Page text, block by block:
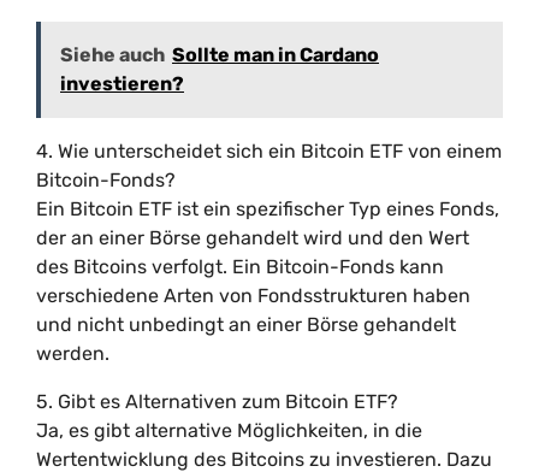
Siehe auch Sollte man in Cardano
investieren?
4. Wie unterscheidet sich ein Bitcoin ETF von einem
Bitcoin-Fonds?
Ein Bitcoin ETF ist ein spezifischer Typ eines Fonds,
der an einer Börse gehandelt wird und den Wert
des Bitcoins verfolgt. Ein Bitcoin-Fonds kann
verschiedene Arten von Fondsstrukturen haben
und nicht unbedingt an einer Börse gehandelt
werden.
5. Gibt es Alternativen zum Bitcoin ETF?
Ja, es gibt alternative Möglichkeiten, in die
Wertentwicklung des Bitcoins zu investieren. Dazu